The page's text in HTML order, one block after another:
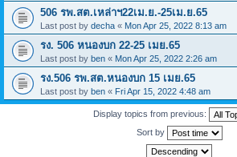
506 รพ.สต.เหล่าฯ22เม.ย.-25เม.ย.65
Last post by decha « Mon Apr 25, 2022 8:13 am
รง. 506 หนองบก 22-25 เมย.65
Last post by ben « Mon Apr 25, 2022 2:26 am
รง.506 รพ.สต.หนองบก 15 เมย.65
Last post by ben « Fri Apr 15, 2022 4:48 am
Display topics from previous:
Sort by